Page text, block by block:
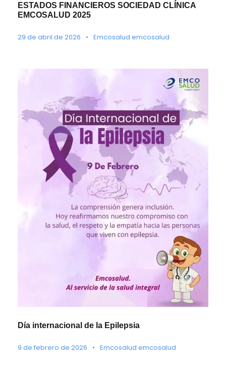
ESTADOS FINANCIEROS SOCIEDAD CLÍNICA
EMCOSALUD 2025
29 de abril de 2026 • Emcosalud emcosalud
Día internacional de la Epilepsia
9 de febrero de 2026 • Emcosalud emcosalud